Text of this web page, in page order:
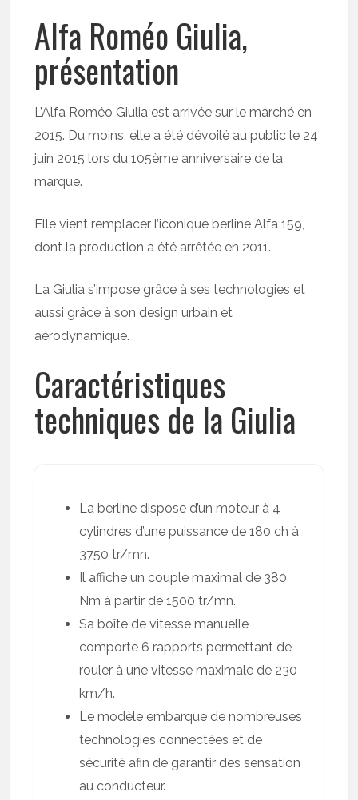
Alfa Roméo Giulia,
présentation
L’Alfa Roméo Giulia est arrivée sur le marché en
2015. Du moins, elle a été dévoilé au public le 24
juin 2015 lors du 105ème anniversaire de la
marque.
Elle vient remplacer l’iconique berline Alfa 159,
dont la production a été arrêtée en 2011.
La Giulia s’impose grâce à ses technologies et
aussi grâce à son design urbain et
aérodynamique.
Caractéristiques
techniques de la Giulia
La berline dispose d’un moteur à 4
cylindres d’une puissance de 180 ch à
3750 tr/mn.
Il affiche un couple maximal de 380
Nm à partir de 1500 tr/mn.
Sa boîte de vitesse manuelle
comporte 6 rapports permettant de
rouler à une vitesse maximale de 230
km/h.
Le modèle embarque de nombreuses
technologies connectées et de
sécurité afin de garantir des sensation
au conducteur.